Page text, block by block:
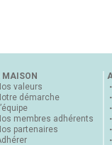
MAISON
valeurs
démarche
membres adhérents
partenaires